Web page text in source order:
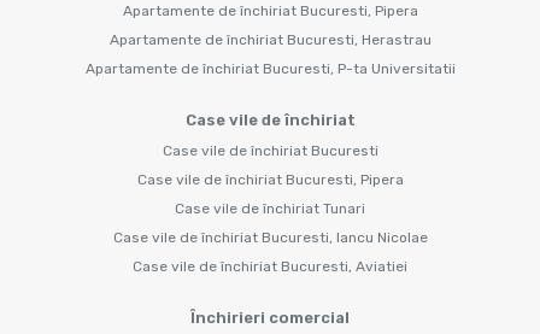
Apartamente de închiriat Bucuresti, Pipera
Apartamente de închiriat Bucuresti, Herastrau
Apartamente de închiriat Bucuresti, P-ta Universitatii
Case vile de închiriat
Case vile de închiriat Bucuresti
Case vile de închiriat Bucuresti, Pipera
Case vile de închiriat Tunari
Case vile de închiriat Bucuresti, Iancu Nicolae
Case vile de închiriat Bucuresti, Aviatiei
Închirieri comercial